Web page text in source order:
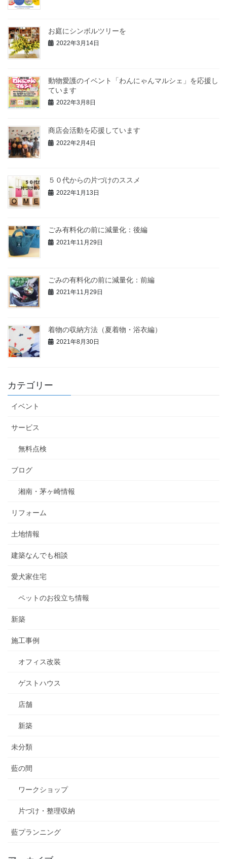
お庭にシンボルツリーを
2022年3月14日
動物愛護のイベント「わんにゃんマルシェ」を応援し
ています
2022年3月8日
商店会活動を応援しています
2022年2月4日
５０代からの片づけのススメ
2022年1月13日
ごみ有料化の前に減量化：後編
2021年11月29日
ごみの有料化の前に減量化：前編
2021年11月29日
着物の収納方法（夏着物・浴衣編）
2021年8月30日
カテゴリー
イベント
サービス
無料点検
ブログ
湘南・茅ヶ崎情報
リフォーム
土地情報
建築なんでも相談
愛犬家住宅
ペットのお役立ち情報
新築
施工事例
オフィス改装
ゲストハウス
店舗
新築
未分類
藍の間
ワークショップ
片づけ・整理収納
藍プランニング